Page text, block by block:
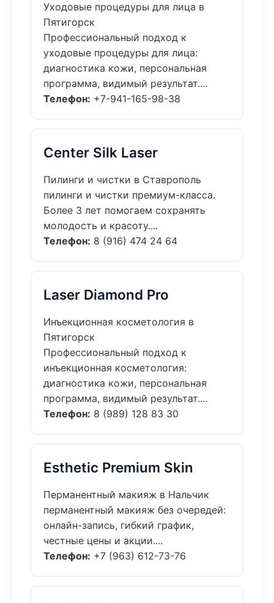
Уходовые процедуры для лица в
Пятигорск
Профессиональный подход к
уходовые процедуры для лица:
диагностика кожи, персональная
программа, видимый результат....
Телефон: +7-941-165-98-38
Center Silk Laser
Пилинги и чистки в Ставрополь
пилинги и чистки премиум-класса.
Более 3 лет помогаем сохранять
молодость и красоту....
Телефон: 8 (916) 474 24 64
Laser Diamond Pro
Инъекционная косметология в
Пятигорск
Профессиональный подход к
инъекционная косметология:
диагностика кожи, персональная
программа, видимый результат....
Телефон: 8 (989) 128 83 30
Esthetic Premium Skin
Перманентный макияж в Нальчик
перманентный макияж без очередей:
онлайн-запись, гибкий график,
честные цены и акции....
Телефон: +7 (963) 612-73-76